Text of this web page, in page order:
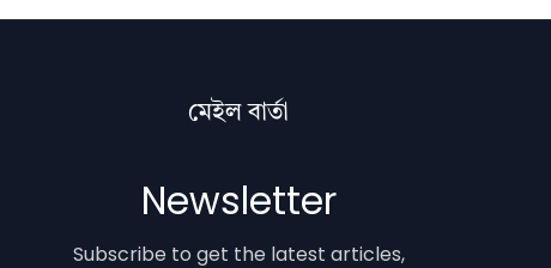
মেইল বাৰ্তা
Newsletter
Subscribe to get the latest articles,